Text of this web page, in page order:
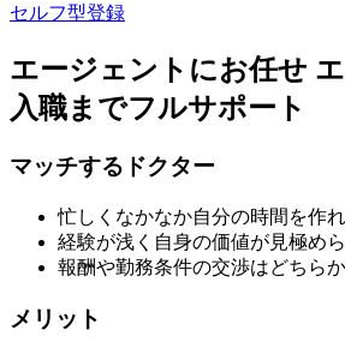
セルフ型登録
エージェントにお任せ
入職までフルサポート
マッチするドクター
忙しくなかなか自分の時間を作
経験が浅く自身の価値が見極め
報酬や勤務条件の交渉はどちら
メリット